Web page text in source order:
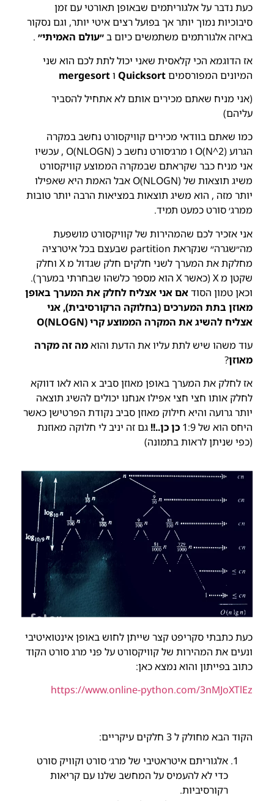
כעת נדבר על אלגוריתמים שבאופן תאורטי עם זמן
סיבוכיות נמוך יותר אך בפועל רצים איטי יותר, וגם נסקור
באיזה אלגורתמים משתמשים כיום ב״עולם האמיתי״ .
אז הדוגמא הכי קלאסית שאני יכול לתת לכם הוא שני
המיונים המפורסמיםQuicksort וmergesort
(אני מניח שאתם מכירים אותם לא אתחיל להסביר
עליהם)
כמו שאתם בוודאי מכירים קוויקסורט נחשב במקרה
הגרוע O(N^2) ו מרג׳סורט נחשב כ O(NLOGN) , עכשיו
אני מניח כבר שקראתם שבמקרה הממוצע קוויקסורט
משיג תוצאות של O(NLOGN) אבל האמת היא שאפילו
יותר מזה , הוא משיג תוצאות במציאות הרבה יותר טובות
ממרג׳ סורט כמעט תמיד.
אני אזכיר לכם שהמהירות של קוויקסורט מושפעת
מה״שגרה״ שנקראת partition שבעצם בכל איטרציה
מחלקת את המערך לשני חלקים חלק שגדול מ X וחלק
שקטן מ X (כאשר X הוא מספר כלשהו שבחרתי במערך).
וכאן טמון הסודאם אני אצליח לחלק את המערך באופן
מאוזן בתת המערכים (בחלוקה הרקורסיבית), אני
אצליח להשיג את המקרה הממוצע קרי O(NLOGN)
עוד משהו שיש לתת עליו את הדעת והואמה זה מקרה
מאוזן?
אז לחלק את המערך באופן מאוזן סביב x הוא לאו דווקא
לחלק אותו חצי חצי אפילו אנחנו יכולים להשיג תוצאה
יותר גרועה והיא חילוק מאוזן סביב נקודת הפרטישן כאשר
היחס הוא של 1:9
כן כן..!! גם זה יניב לי חלוקה מאוזנת
(כפי שניתן לראות בתמונה)
כעת כתבתי סקריפט קצר שייתן לחוש באופן אינטואיטיבי
ונעים את המהירות של קוויקסורט על פני מרג סורט הקוד
כתוב בפייתון והוא נמצא כאן:
https://www.online-python.com/3nMJoXTlEz
הקוד הבא מחולק ל 3 חלקים עיקריים:
אלגוריתם איטראטיבי של מרג׳ סורט וקוויק סורט
כדי לא להעמיס על המחשב שלנו עם קריאות
רקורסיביות.